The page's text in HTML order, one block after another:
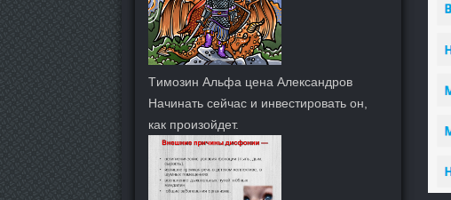
Tимозин Альфа цена Александров
Начинать сейчас и инвестировать он,
как произойдет.